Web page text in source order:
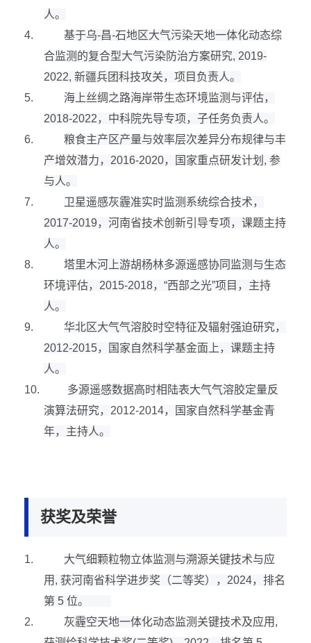
人。
4.
基于乌-昌-石地区大气污染天地一体化动态综
合监测的复合型大气污染防治方案研究, 2019-
2022,新疆兵团科技攻关，项目负责人。
5.
海上丝绸之路海岸带生态环境监测与评估，
2018-2022，中科院先导专项，子任务负责人。
6.
粮食主产区产量与效率层次差异分布规律与丰
产增效潜力， 2016-2020，国家重点研发计划 ,参
与人。
7.
卫星遥感灰霾准实时监测系统综合技术，
2017-2019，河南省技术创新引导专项，课题主持
人。
8.
塔里木河上游胡杨林多源遥感协同监测与生态
环境评估， 2015-2018，“西部之光”项目，主持
人。
9.
华北区大气气溶胶时空特征及辐射强迫研究，
2012-2015，国家自然科学基金面上，课题主持
人。
10.
多源遥感数据高时相陆表大气气溶胶定量反
演算法研究， 2012-2014，国家自然科学基金青
年，主持人。
获奖及荣誉
1.
大气细颗粒物立体监测与溯源关键技术与应
用 ,获河南省科学进步奖（二等奖）， 2024，排名
第 5位。
2.
灰霾空天地一体化动态监测关键技术及应用 ,